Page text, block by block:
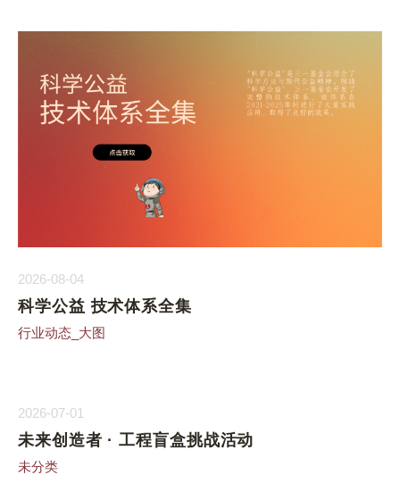
2026-08-04
科学公益 技术体系全集
行业动态_大图
2026-07-01
未来创造者 · 工程盲盒挑战活动
未分类